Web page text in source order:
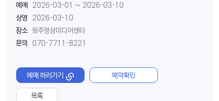
예매 2026-03-01 ~ 2026-03-10
상영 2026-03-10
장소 원주영상미디어센터
문의 070-7711-8221
예매 하러가기 예약확인
목록